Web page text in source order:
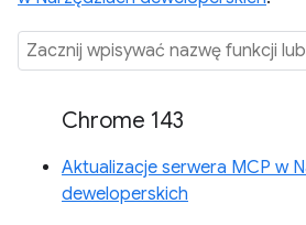
Chrome 143
Aktualizacje serwera MCP w
deweloperskich